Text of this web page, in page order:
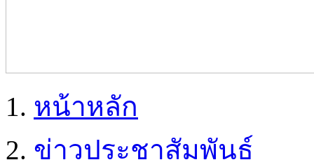
หน้าหลัก
ข่าวประชาสัมพันธ์